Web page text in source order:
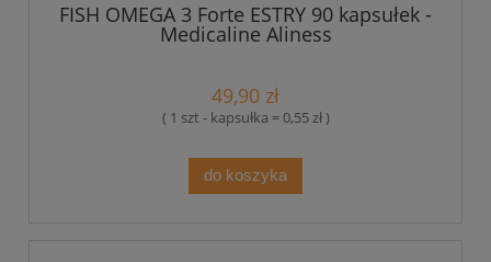
FISH OMEGA 3 Forte ESTRY 90 kapsułek -
Medicaline Aliness
49,90 zł
( 1 szt - kapsułka = 0,55 zł )
do koszyka